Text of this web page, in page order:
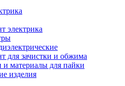
электрика
для зачистки и обжима
и материалы для пайки
изделия